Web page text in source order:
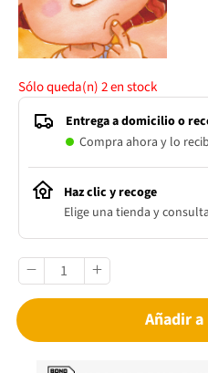
Sólo queda(n)2en stock
Entrega a domicilio o
Compra ahora y lo
Haz clic y recoge
Elige una tienda y
Añadir a